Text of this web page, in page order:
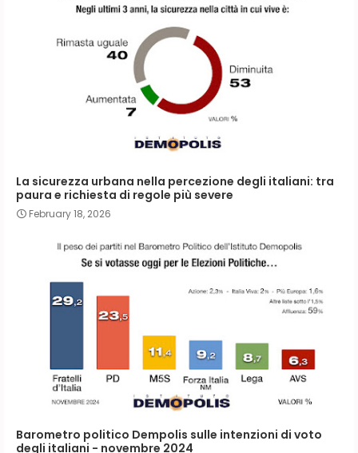
La sicurezza urbana nella percezione degli italiani: tra
paura e richiesta di regole più severe
February 18, 2026
Barometro politico Dempolis sulle intenzioni di voto
degli italiani - novembre 2024